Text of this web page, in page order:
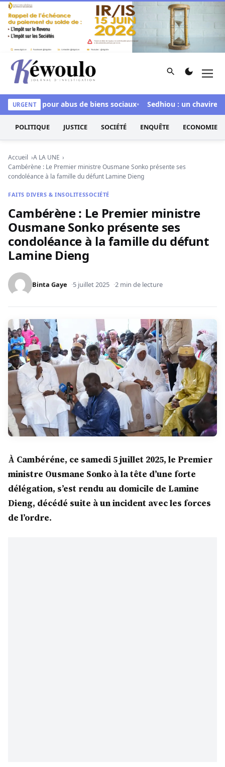
Aller au contenu
Kéwoulo, le premier site d'information et d'investigation
Rechercher
URGENTpour abus de biens sociaux Sedhiou : un
POLITIQUE JUSTICE SOCIÉTÉ ENQUÊTE ECONOMIE
Accueil
A LA UNE
Cambérène : Le Premier ministre Ousmane Sonko présente ses
condoléance à la famille du défunt Lamine Dieng
FAITS DIVERS & INSOLITESSOCIÉTÉ
Cambérène : Le Premier ministre
Ousmane Sonko présente ses
condoléance à la famille du défunt
Lamine Dieng
Binta Gaye 5 juillet 2025 2 min de lecture
À Cambéréne, ce samedi 5 juillet 2025, le Premier
ministre Ousmane Sonko à la tête d’une forte
délégation, s’est rendu au domicile de Lamine
Dieng, décédé suite à un incident avec les forces
de l’ordre.